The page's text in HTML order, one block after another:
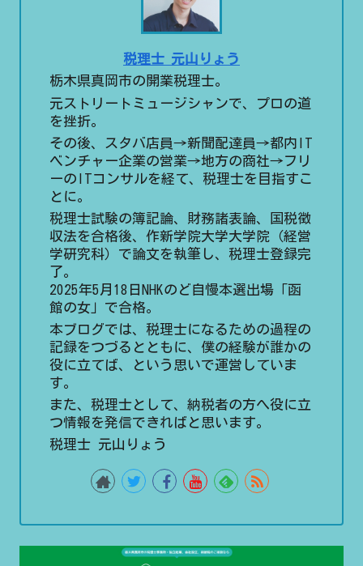
税理士 元山りょう
栃木県真岡市の開業税理士。
元ストリートミュージシャンで、プロの道
を挫折。
その後、スタバ店員→新聞配達員→都内IT
ベンチャー企業の営業→地方の商社→フリ
ーのITコンサルを経て、税理士を目指すこ
とに。
税理士試験の簿記論、財務諸表論、国税徴
収法を合格後、作新学院大学大学院（経営
学研究科）で論文を執筆し、税理士登録完
了。
2025年5月18日NHKのど自慢本選出場「函
館の女」で合格。
本ブログでは、税理士になるための過程の
記録をつづるとともに、僕の経験が誰かの
役に立てば、という思いで運営していま
す。
また、税理士として、納税者の方へ役に立
つ情報を発信できればと思います。
税理士 元山りょう